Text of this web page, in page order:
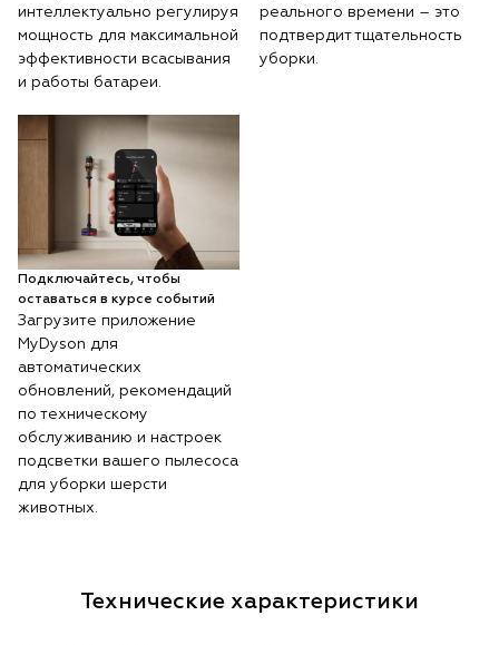
интеллектуально регулируя
мощность для максимальной
эффективности всасывания
и работы батареи.
реального времени – это
подтвердит тщательность
уборки.
Подключайтесь, чтобы
оставаться в курсе событий
Загрузите приложение
MyDyson для
автоматических
обновлений, рекомендаций
по техническому
обслуживанию и настроек
подсветки вашего пылесоса
для уборки шерсти
животных.
Технические характеристики